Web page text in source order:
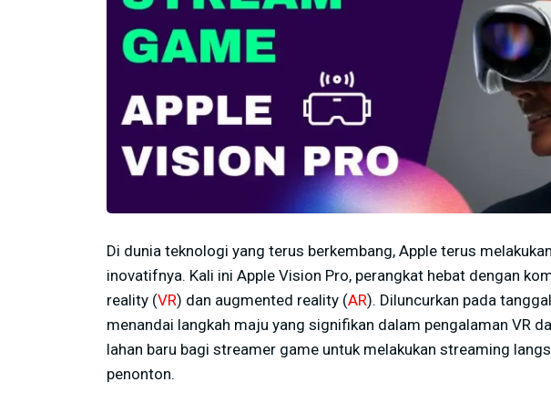
Di dunia teknologi yang terus berkembang, Apple terus
inovatifnya. Kali ini Apple Vision Pro, perangkat hebat dengan
reality (VR) dan augmented reality (AR). Diluncurkan pada
menandai langkah maju yang signifikan dalam pengalaman VR
lahan baru bagi streamer game untuk melakukan streaming
penonton.